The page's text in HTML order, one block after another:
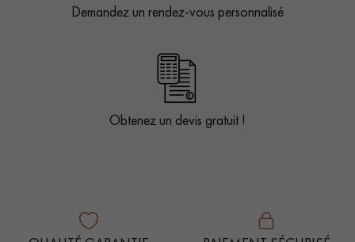
Demandez un rendez-vous personnalisé
Obtenez un devis gratuit !